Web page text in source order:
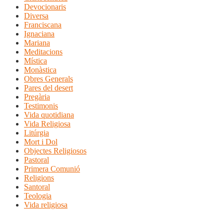
Devocionaris
Diversa
Franciscana
Ignaciana
Mariana
Meditacions
Mística
Monàstica
Obres Generals
Pares del desert
Pregària
Testimonis
Vida quotidiana
Vida Religiosa
Litúrgia
Mort i Dol
Objectes Religiosos
Pastoral
Primera Comunió
Religions
Santoral
Teologia
Vida religiosa